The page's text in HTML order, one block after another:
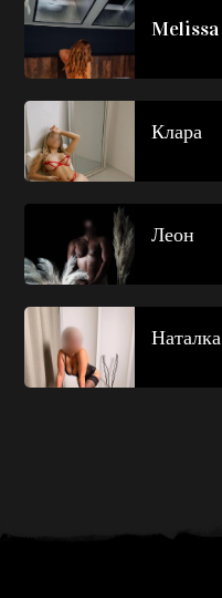
Melissa
Клара
Леон
Наталка